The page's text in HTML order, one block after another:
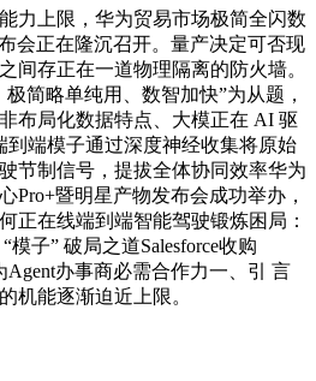
上限，华为贸易市场极简全闪数
会正在隆沉召开。量产决定可否现
间存正在一道物理隔离的防火墙。
简略单纯用、数智加快”为从题，
布局化数据特点、大模正在 AI 驱
到端模子通过深度神经收集将原始
节制信号，提拔全体协同效率华为
Pro+暨明星产物发布会成功举办，
正在线端到端智能驾驶锻炼困局：
子” 破局之道Salesforce收购
Agent办事商必需合作力一、引 言
机能逐渐迫近上限。